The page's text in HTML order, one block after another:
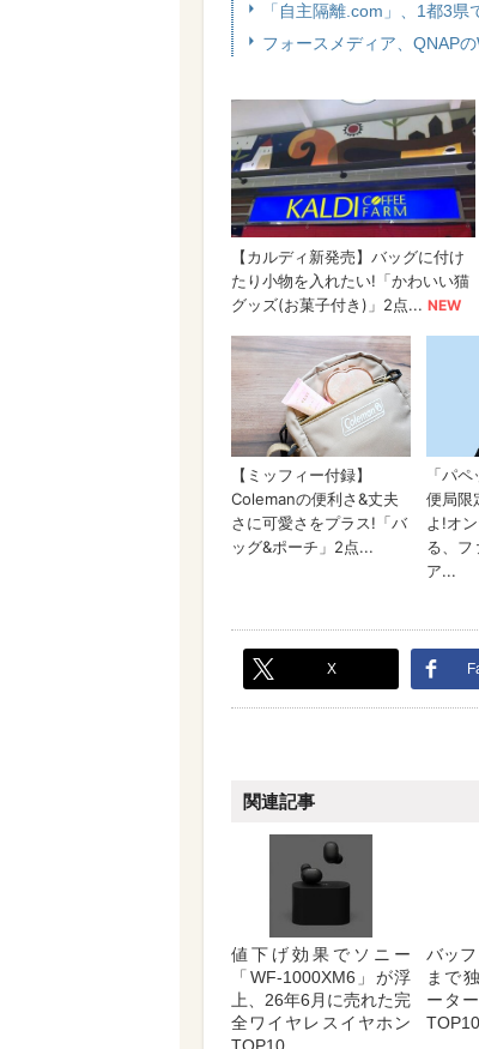
「自主隔離.com」、1都3
フォースメディア、QNAP
X
関連記事
値下げ効果でソニー
「WF-1000XM6」が浮
上、26年6月に売れた完
全ワイヤレスイヤホン
TOP10
バッ
まで
ータ